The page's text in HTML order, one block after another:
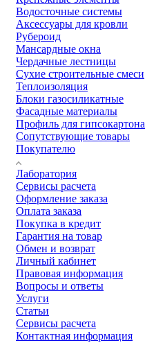
Водосточные системы
Аксессуары для кровли
Рубероид
Мансардные окна
Чердачные лестницы
Сухие строительные смеси
Теплоизоляция
Блоки газосиликатные
Фасадные материалы
Профиль для гипсокартона
Сопутствующие товары
Покупателю
Лаборатория
Сервисы расчета
Оформление заказа
Оплата заказа
Покупка в кредит
Гарантия на товар
Обмен и возврат
Личный кабинет
Правовая информация
Вопросы и ответы
Услуги
Статьи
Сервисы расчета
Контактная информация